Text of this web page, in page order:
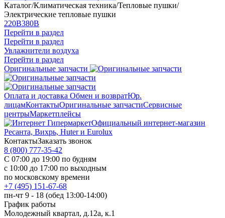
Каталог/Климатическая техника/Тепловые пушки/
Электрические тепловые пушки
220В380В
Перейти в раздел
Перейти в раздел
Увлажнители воздуха
Перейти в раздел
Оригинальные запчасти
Оплата и доставка Обмен и возвратЮр.
лицамКонтактыОригинальные запчастиСервисные
центрыМаркетплейсы
Официальный интернет-магазин
Ресанта, Вихрь, Huter и Eurolux
КонтактыЗаказать звонок
8 (800) 777-35-42
С 07:00 до 19:00 по будням
с 10:00 до 17:00 по выходным
по московскому времени
+7 (495) 151-67-68
пн-чт 9 - 18 (обед 13:00-14:00)
График работы
Молодежный квартал, д.12а, к.1